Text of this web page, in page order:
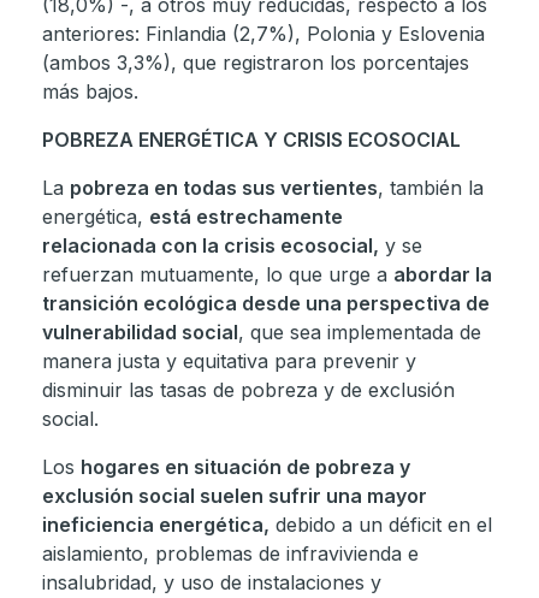
(18,0%) -, a otros muy reducidas, respecto a los
anteriores: Finlandia (2,7%), Polonia y Eslovenia
(ambos 3,3%), que registraron los porcentajes
más bajos.
POBREZA ENERGÉTICA Y CRISIS ECOSOCIAL
La pobreza en todas sus vertientes, también la
energética, está estrechamente
relacionada con la crisis ecosocial, y se
refuerzan mutuamente, lo que urge a abordar la
transición ecológica desde una perspectiva de
vulnerabilidad social, que sea implementada de
manera justa y equitativa para prevenir y
disminuir las tasas de pobreza y de exclusión
social.
Los hogares en situación de pobreza y
exclusión social suelen sufrir una mayor
ineficiencia energética, debido a un déficit en el
aislamiento, problemas de infravivienda e
insalubridad, y uso de instalaciones y